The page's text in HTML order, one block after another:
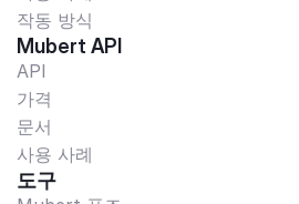
작동 방식
Mubert API
API
가격
문서
사용 사례
도구